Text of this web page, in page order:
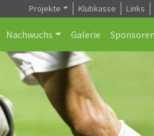
Projekte Klubkasse Links
Nachwuchs Galerie Sponsoren